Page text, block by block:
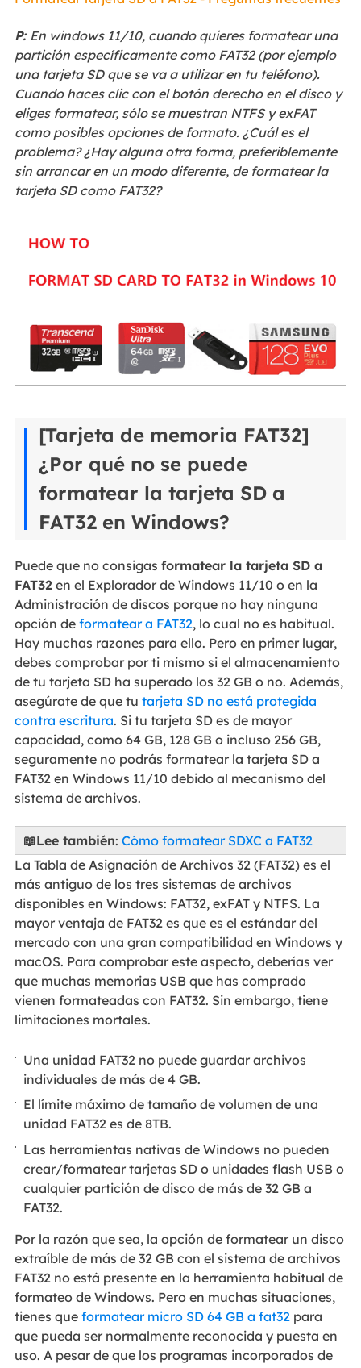
P: En windows 11/10, cuando quieres formatear una
partición específicamente como FAT32 (por ejemplo
una tarjeta SD que se va a utilizar en tu teléfono).
Cuando haces clic con el botón derecho en el disco y
eliges formatear, sólo se muestran NTFS y exFAT
como posibles opciones de formato. ¿Cuál es el
problema? ¿Hay alguna otra forma, preferiblemente
sin arrancar en un modo diferente, de formatear la
tarjeta SD como FAT32?
[Tarjeta de memoria FAT32]
¿Por qué no se puede
formatear la tarjeta SD a
FAT32 en Windows?
Puede que no consigas formatear la tarjeta SD a
FAT32en el Explorador de Windows 11/10 o en la
Administración de discos porque no hay ninguna
opción de formatear a FAT32, lo cual no es habitual.
Hay muchas razones para ello. Pero en primer lugar,
debes comprobar por ti mismo si el almacenamiento
de tu tarjeta SD ha superado los 32 GB o no. Además,
asegúrate de que tu tarjeta SD no está protegida
contra escritura. Si tu tarjeta SD es de mayor
capacidad, como 64 GB, 128 GB o incluso 256 GB,
seguramente no podrás formatear la tarjeta SD a
FAT32 en Windows 11/10 debido al mecanismo del
sistema de archivos.
📖Lee también: Cómo formatear SDXC a FAT32
La Tabla de Asignación de Archivos 32 (FAT32) es el
más antiguo de los tres sistemas de archivos
disponibles en Windows: FAT32, exFAT y NTFS. La
mayor ventaja de FAT32 es que es el estándar del
mercado con una gran compatibilidad en Windows y
macOS. Para comprobar este aspecto, deberías ver
que muchas memorias USB que has comprado
vienen formateadas con FAT32. Sin embargo, tiene
limitaciones mortales.
Una unidad FAT32 no puede guardar archivos
individuales de más de 4 GB.
El límite máximo de tamaño de volumen de una
unidad FAT32 es de 8TB.
Las herramientas nativas de Windows no pueden
crear/formatear tarjetas SD o unidades flash USB o
cualquier partición de disco de más de 32 GB a
FAT32.
Por la razón que sea, la opción de formatear un disco
extraíble de más de 32 GB con el sistema de archivos
FAT32 no está presente en la herramienta habitual de
formateo de Windows. Pero en muchas situaciones,
tienes que formatear micro SD 64 GB a fat32para
que pueda ser normalmente reconocida y puesta en
uso. A pesar de que los programas incorporados de